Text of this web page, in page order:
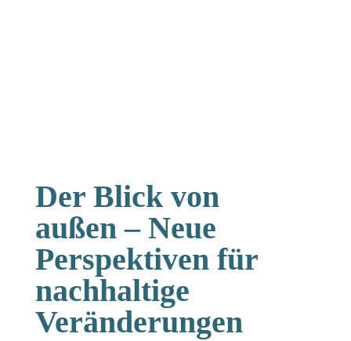
Der Blick von
außen – Neue
Perspektiven für
nachhaltige
Veränderungen